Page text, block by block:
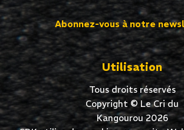
Abonnez-vous à notre
Utilisation
Tous droits réservés
Copyright © Le Cri du
Kangourou 2026